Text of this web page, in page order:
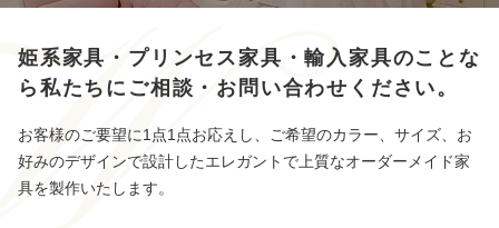
姫系家具・プリンセス家具・輸入家具のことな
ら 私たちにご相談・お問い合わせください。
お客様のご要望に1点1点お応えし、ご希望のカラー、サイズ、お
好みのデザインで設計したエレガントで上質なオーダーメイド家
具を製作いたします。